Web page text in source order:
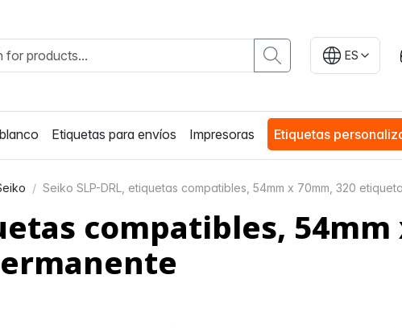
ES
Etiquetas para envíos Impresoras Etiquetas
Seiko SLP-DRL, etiquetas compatibles, 54mm x 70mm, 320
compatibles, 54mm